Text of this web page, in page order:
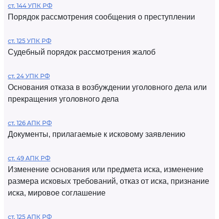
ст. 144 УПК РФ
Порядок рассмотрения сообщения о преступлении
ст. 125 УПК РФ
Судебный порядок рассмотрения жалоб
ст. 24 УПК РФ
Основания отказа в возбуждении уголовного дела или
прекращения уголовного дела
ст. 126 АПК РФ
Документы, прилагаемые к исковому заявлению
ст. 49 АПК РФ
Изменение основания или предмета иска, изменение
размера исковых требований, отказ от иска, признание
иска, мировое соглашение
ст. 125 АПК РФ